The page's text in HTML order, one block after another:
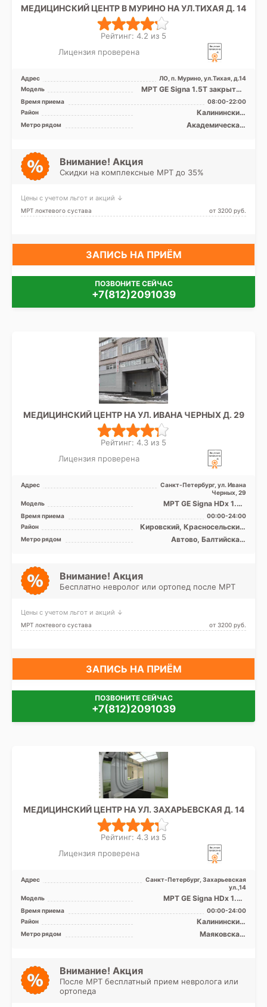
МЕДИЦИНСКИЙ ЦЕНТР В МУРИНО НА УЛ.ТИХАЯ Д. 14
Рейтинг: 4.2 из 5
Лицензия проверена
Адрес
ЛО, п. Мурино, ул.Тихая, д.14
Модель
МРТ GE Signa 1.5T закрытый
тип, УЗИ GE Vivid T8
Время приема
08:00-22:00
Район
Калининский,
Красногвардейский,
Кронштадтский, Курортный,
Метро рядом
Академическая,
Внимание! Акция
Скидки на комплексные МРТ до 35%
Цены с учетом льгот и акций ↓
МРТ локтевого сустава от 3200 pуб.
ЗАПИСЬ НА ПРИЁМ
ПОЗВОНИТЕ СЕЙЧАС
+7(812)2091039
МЕДИЦИНСКИЙ ЦЕНТР НА УЛ. ИВАНА ЧЕРНЫХ Д. 29
Рейтинг: 4.3 из 5
Лицензия проверена
Адрес
Санкт-Петербург, ул. Ивана
Черных, 29
Модель
МРТ GE Signa HDx 1.5T
закрытый тип, УЗИ
Время приема
00:00-24:00
Район
Кировский, Красносельский,
Московский,
Адмиралтейский
Метро рядом
Автово, Балтийская,
Внимание! Акция
Бесплатно невролог или ортопед после МРТ
Цены с учетом льгот и акций ↓
МРТ локтевого сустава от 3200 pуб.
ЗАПИСЬ НА ПРИЁМ
ПОЗВОНИТЕ СЕЙЧАС
+7(812)2091039
МЕДИЦИНСКИЙ ЦЕНТР НА УЛ. ЗАХАРЬЕВСКАЯ Д. 14
Рейтинг: 4.3 из 5
Лицензия проверена
Адрес
Санкт-Петербург, Захарьевская
ул.,14
Модель
МРТ GE Signa HDx 1.5T
закрытый тип, УЗИ GE Vivid
T8
Время приема
00:00-24:00
Район
Калининский,
Василеостровский, Невский,
Петроградский,
Метро рядом
Маяковская,
Внимание! Акция
После МРТ бесплатный прием невролога или
ортопеда